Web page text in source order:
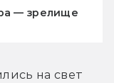
— зрелище
на свет